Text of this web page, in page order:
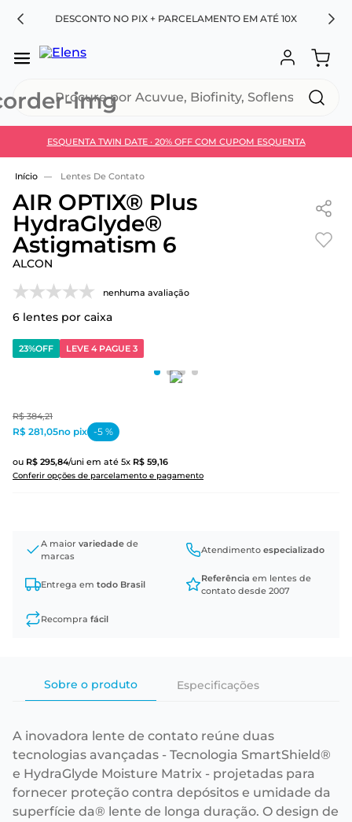
DESCONTO NO PIX + PARCELAMENTO EM ATÉ 10X
ESQUENTA TWIN DATE · 20% OFF COM CUPOM ESQUENTA
Use 30HOJE e ganhe 30% OFF + economia extra no
Lentes De Contato
AIR OPTIX® Plus
HydraGlyde®
Astigmatism 6
ALCON
nenhuma avaliação
6 lentes por caixa
23%OFF LEVE 4 PAGUE 3
ou R$ 295,84/uni em até 5x R$ 59,16
Conferir opções de parcelamento e pagamento
R$ 384,21
R$ 281,05no pix -5 %
A maior variedade de
marcas
Atendimento especializado
Entrega em todo Brasil
Referência em lentes de
contato desde 2007
Recompra fácil
Sobre o produto Especificações
A inovadora lente de contato reúne duas
tecnologias avançadas - Tecnologia SmartShield®
e HydraGlyde Moisture Matrix - projetadas para
fornecer proteção contra depósitos e umidade da
superfície da® lente de longa duração. O design de